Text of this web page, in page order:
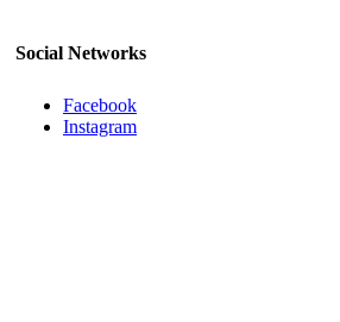
Social Networks
Facebook
Instagram